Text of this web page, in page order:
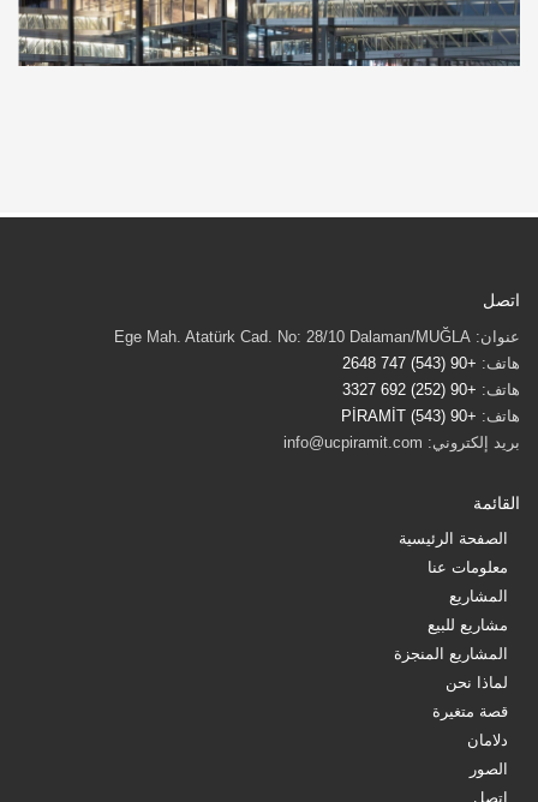
اتصل
عنوان: Ege Mah. Atatürk Cad. No: 28/10 Dalaman/MUĞLA
هاتف: +90 (543) 747 2648
هاتف: +90 (252) 692 3327
هاتف: +90 (543) PİRAMİT
بريد إلكتروني: info@ucpiramit.com
القائمة
الصفحة الرئيسية
معلومات عنا
المشاريع
مشاريع للبيع
المشاريع المنجزة
لماذا نحن
قصة متغيرة
دلامان
الصور
اتصل